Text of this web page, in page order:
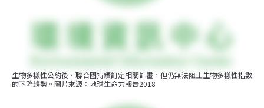
生物多樣性公約後、聯合國持續訂定相關計畫，但仍無法阻止生物多樣性指數
的下降趨勢。圖片來源：地球生命力報告2018